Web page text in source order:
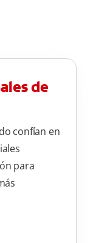
de
confían en
para